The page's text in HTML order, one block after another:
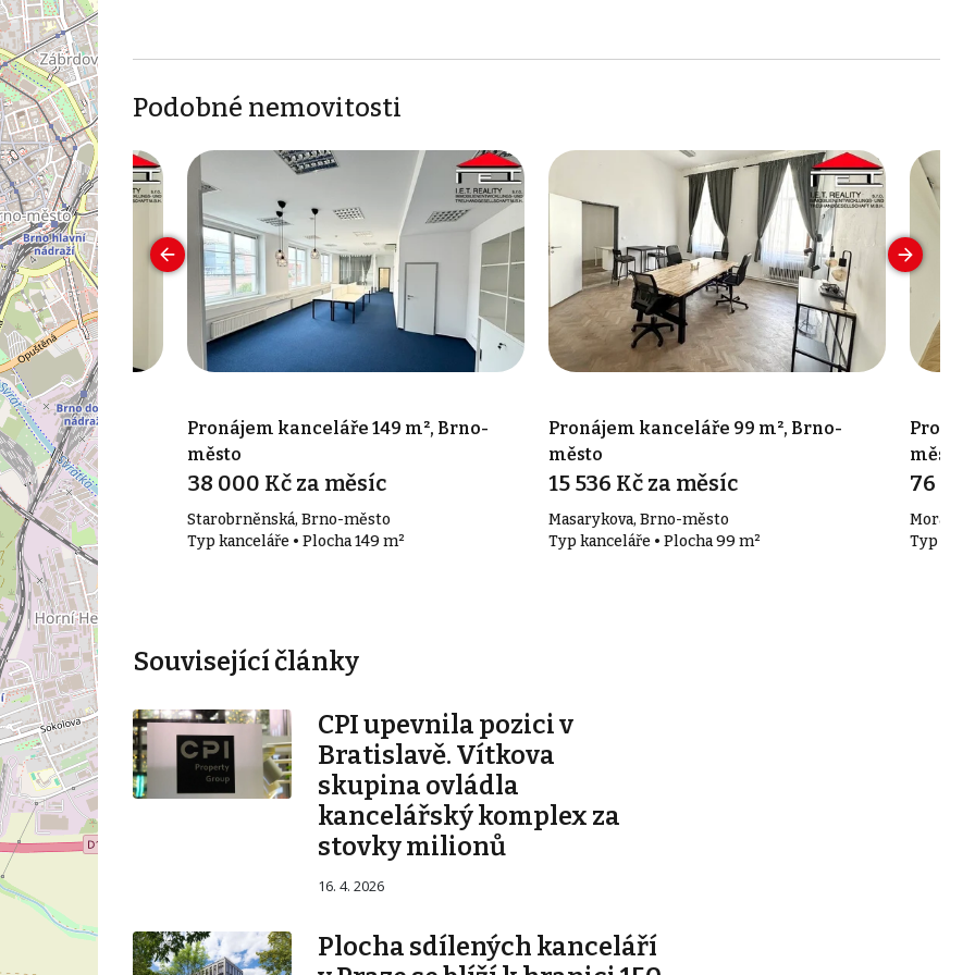
Podobné nemovitosti
m², Brno-
město
m²
Pronájem kanceláře 149 m², Brno-
město
38 000 Kč za měsíc
Starobrněnská, Brno-město
Typ kanceláře • Plocha 149 m²
Pronájem kanceláře 99 m², Brno-
město
15 536 Kč za měsíc
Masarykova, Brno-město
Typ kanceláře • Plocha 99 m²
město
76
Typ
Související články
CPI upevnila pozici v
Bratislavě. Vítkova
skupina ovládla
kancelářský komplex za
stovky milionů
16. 4. 2026
Plocha sdílených kanceláří